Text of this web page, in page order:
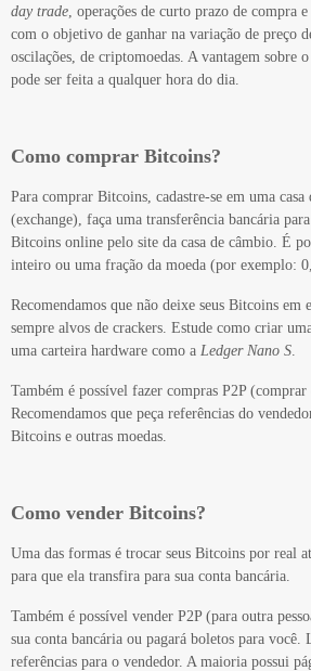
day trade , operações de curto prazo de compra
com o objetivo de ganhar na variação de preço
oscilações, de criptomoedas. A vantagem sobre
pode ser feita a qualquer hora do dia.
Como comprar Bitcoins?
Para comprar Bitcoins, cadastre-se em uma
(exchange), faça uma transferência bancária
Bitcoins online pelo site da casa de câmbio. É
inteiro ou uma fração da moeda (por exemplo:
Recomendamos que não deixe seus Bitcoins em
sempre alvos de crackers. Estude como criar
uma carteira hardware como a Ledger Nano S
Também é possível fazer compras P2P (comprar
Recomendamos que peça referências do
Bitcoins e outras moedas.
Como vender Bitcoins?
Uma das formas é trocar seus Bitcoins por real
para que ela transfira para sua conta bancária.
Também é possível vender P2P (para outra
sua conta bancária ou pagará boletos para você.
referências para o vendedor. A maioria possui